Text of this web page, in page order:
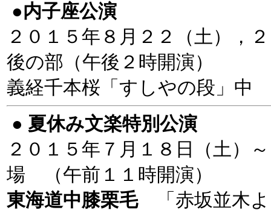
●内子座公演
２０１５年８月２２（土），
後の部（午後２時開演）
義経千本桜「すしやの段」
● 夏休み文楽特別公演
２０１５年７月１８日（土
場 （午前１１時開演）
東海道中膝栗毛「赤坂並木よ